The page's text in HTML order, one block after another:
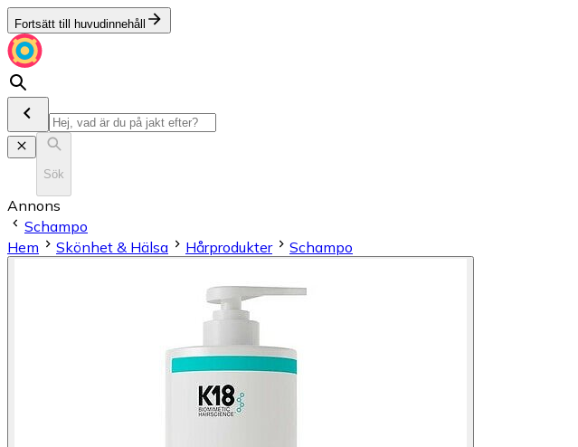
Fortsätt till huvudinnehåll
Sök
Annons
Schampo
Hem
Skönhet & Hälsa Hårprodukter Schampo